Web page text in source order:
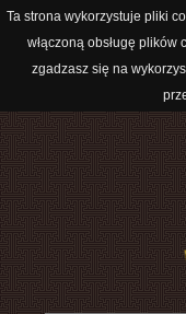
Ta strona wykorzystuje pliki
włączoną obsługę
zgadzasz się na